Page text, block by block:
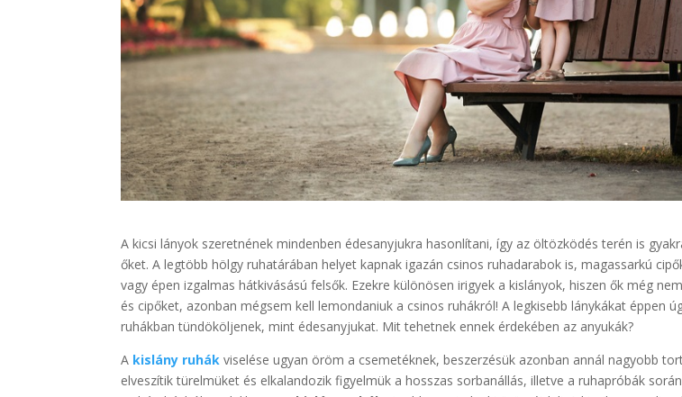
A kicsi lányok szeretnének mindenben édesanyjukra hasonlítani, így az öltözködés terén is
őket. A legtöbb hölgy ruhatárában helyet kapnak igazán csinos ruhadarabok is, magassarkú
vagy épen izgalmas hátkivásású felsők. Ezekre különösen irigyek a kislányok, hiszen ők még
és cipőket, azonban mégsem kell lemondaniuk a csinos ruhákról! A legkisebb lánykákat éppen
ruhákban tündököljenek, mint édesanyjukat. Mit tehetnek ennek érdekében az anyukák?
A kislány ruhák viselése ugyan öröm a csemetéknek, beszerzésük azonban annál nagyobb
elveszítik türelmüket és elkalandozik figyelmük a hosszas sorbanállás, illetve a ruhapróbák